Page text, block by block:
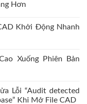
Hơn
Khởi Động Nhanh
Xuống Phiên Bản
Lỗi “Audit detected
Khi Mở File CAD